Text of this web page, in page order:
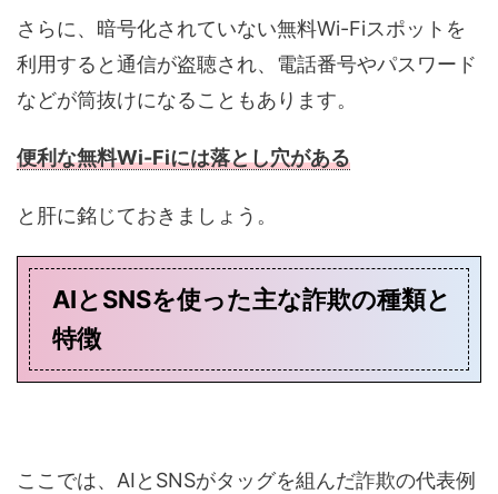
さらに、暗号化されていない無料Wi-Fiスポットを
利用すると通信が盗聴され、電話番号やパスワード
などが筒抜けになることもあります。
便利な無料Wi-Fiには落とし穴がある
と肝に銘じておきましょう。
AIとSNSを使った主な詐欺の種類と
特徴
ここでは、AIとSNSがタッグを組んだ詐欺の代表例